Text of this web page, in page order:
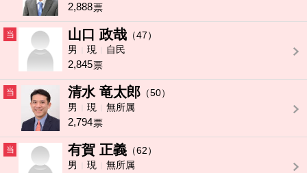
2,888票
当 山口 政哉 （47）
男
現 自民
2,845票
当 清水 竜太郎 （50）
男
現 無所属
2,794票
当 有賀 正義 （62）
男
現 無所属